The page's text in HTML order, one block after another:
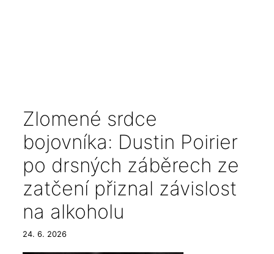
Zlomené srdce
bojovníka: Dustin Poirier
po drsných záběrech ze
zatčení přiznal závislost
na alkoholu
24. 6. 2026